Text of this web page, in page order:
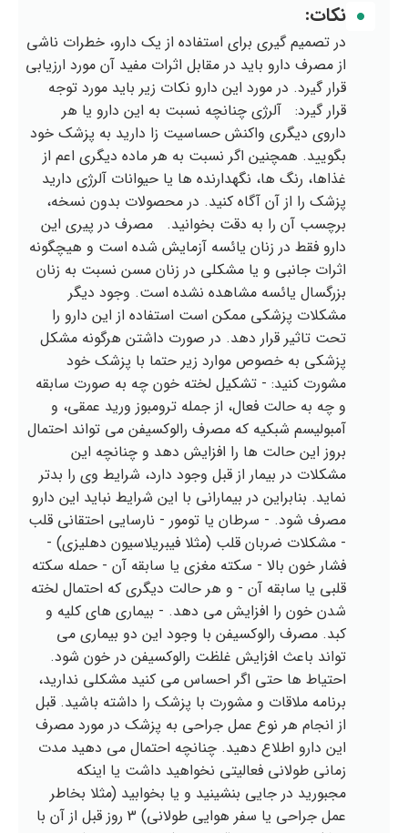
نکات:
در تصمیم گیری برای استفاده از یک دارو، خطرات ناشی
از مصرف دارو باید در مقابل اثرات مفید آن مورد ارزیابی
قرار گیرد. در مورد این دارو نکات زیر باید مورد توجه
قرار گیرد: آلرژی چنانچه نسبت به این دارو یا هر
داروی دیگری واکنش حساسیت زا دارید به پزشک خود
بگویید. همچنین اگر نسبت به هر ماده دیگری اعم از
غذاها، رنگ ها، نگهدارنده ها یا حیوانات آلرژی دارید
پزشک را از آن آگاه کنید. در محصولات بدون نسخه،
برچسب آن را به دقت بخوانید. مصرف در پیری این
دارو فقط در زنان یائسه آزمایش شده است و هیچگونه
اثرات جانبی و یا مشکلی در زنان مسن نسبت به زنان
بزرگسال یائسه مشاهده نشده است. وجود دیگر
مشکلات پزشکی ممکن است استفاده از این دارو را
تحت تاثیر قرار دهد. در صورت داشتن هرگونه مشکل
پزشکی به خصوص موارد زیر حتما با پزشک خود
مشورت کنید: - تشکیل لخته خون چه به صورت سابقه
و چه به حالت فعال، از جمله ترومبوز ورید عمقی، و
آمبولیسم شبکیه که مصرف رالوکسیفن می تواند احتمال
بروز این حالت ها را افزایش دهد و چنانچه این
مشکلات در بیمار از قبل وجود دارد، شرایط وی را بدتر
نماید. بنابراین در بیمارانی با این شرایط نباید این دارو
مصرف شود. - سرطان یا تومور - نارسایی احتقانی قلب
- مشکلات ضربان قلب (مثلا فیبریلاسیون دهلیزی) -
فشار خون بالا - سکته مغزی یا سابقه آن - حمله سکته
قلبی یا سابقه آن - و هر حالت دیگری که احتمال لخته
شدن خون را افزایش می دهد. - بیماری های کلیه و
کبد. مصرف رالوکسیفن با وجود این دو بیماری می
تواند باعث افزایش غلظت رالوکسیفن در خون شود.
احتیاط ها حتی اگر احساس می کنید مشکلی ندارید،
برنامه ملاقات و مشورت با پزشک را داشته باشید. قبل
از انجام هر نوع عمل جراحی به پزشک در مورد مصرف
این دارو اطلاع دهید. چنانچه احتمال می دهید مدت
زمانی طولانی فعالیتی نخواهید داشت یا اینکه
مجبورید در جایی بنشینید و یا بخوابید (مثلا بخاطر
عمل جراحی یا سفر هوایی طولانی) 3 روز قبل از آن با